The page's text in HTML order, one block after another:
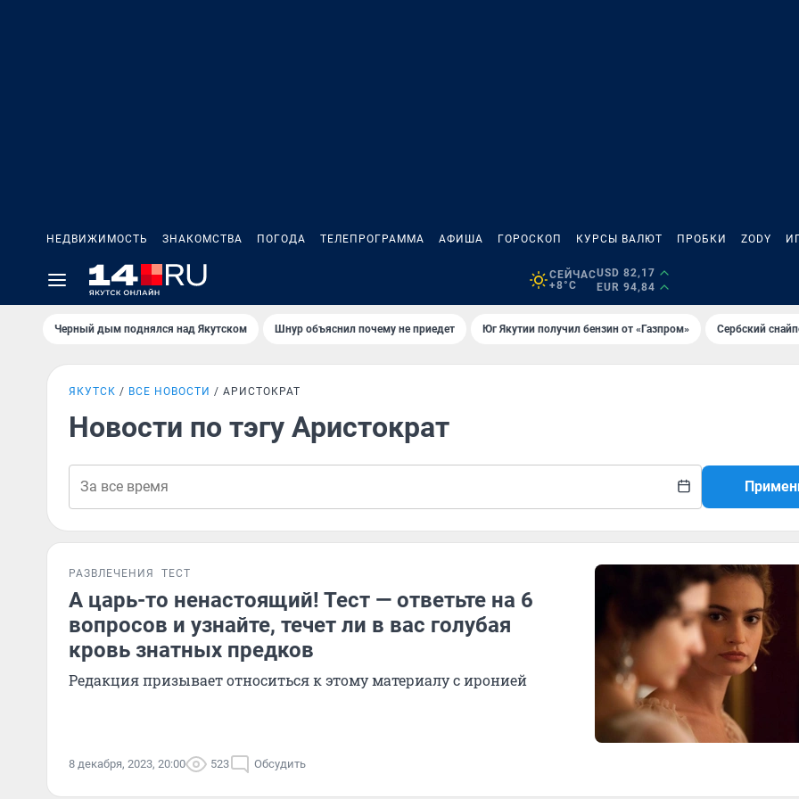
НЕДВИЖИМОСТЬ ЗНАКОМСТВА ПОГОДА ТЕЛЕПРОГРАММА АФИША ГОРОСКОП КУРСЫ ВАЛЮТ ПРОБКИ ZODY
СЕЙЧАС
+8°C
USD 82,17
EUR 94,84
Черный дым поднялся над Якутском Шнур объяснил почему не приедет Юг Якутии получил бензин от «Газпром» Сербский
ЯКУТСК ВСЕ НОВОСТИ АРИСТОКРАТ
Новости по тэгу Аристократ
РАЗВЛЕЧЕНИЯ ТЕСТ
А царь-то ненастоящий! Тест — ответьте на 6
вопросов и узнайте, течет ли в вас голубая
кровь знатных предков
Редакция призывает относиться к этому материалу с иронией
8 декабря, 2023, 20:00 523 Обсудить